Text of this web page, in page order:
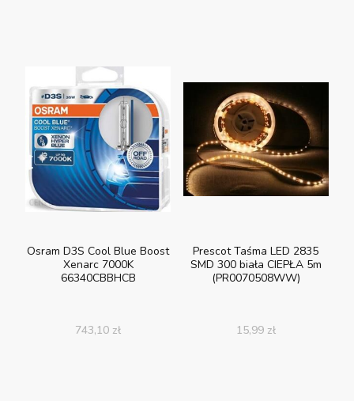
Osram D3S Cool Blue Boost
Xenarc 7000K
66340CBBHCB
743,10 zł
Prescot Taśma LED 2835
SMD 300 biała CIEPŁA 5m
(PR0070508WW)
15,99 zł